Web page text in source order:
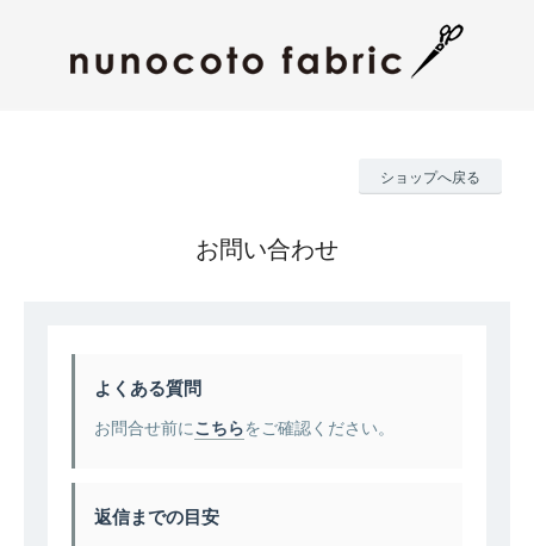
ショップへ戻る
お問い合わせ
よくある質問
お問合せ前にこちらをご確認ください。
返信までの目安